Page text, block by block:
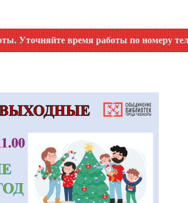
время работы по номеру телефона или